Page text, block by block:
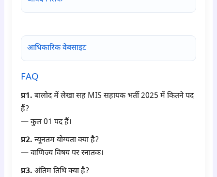
आधिकारिक वेबसाइट
FAQ
प्र1. बालोद में लेखा सह MIS सहायक भर्ती 2025 में कितने पद
हैं?
— कुल 01 पद हैं।
प्र2. न्यूनतम योग्यता क्या है?
— वाणिज्य विषय पर स्नातक।
प्र3. अंतिम तिथि क्या है?